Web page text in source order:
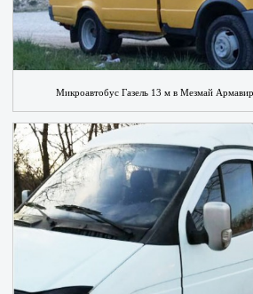
Микроавтобус Газель 13 м в Мезмай